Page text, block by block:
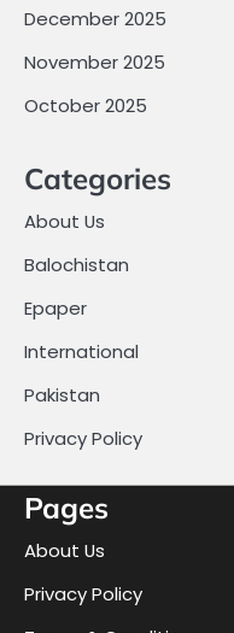
December 2025
November 2025
October 2025
Categories
About Us
Balochistan
Epaper
International
Pakistan
Privacy Policy
Pages
About Us
Privacy Policy